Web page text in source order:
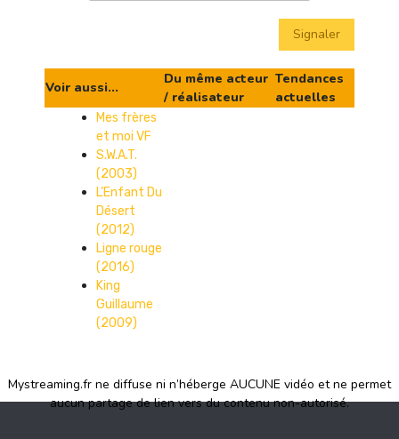
Signaler
Voir aussi...
Du même acteur
/ réalisateur
Tendances
actuelles
Mes frères
et moi VF
S.W.A.T.
(2003)
L’Enfant Du
Désert
(2012)
Ligne rouge
(2016)
King
Guillaume
(2009)
Mystreaming.fr ne diffuse ni n’héberge AUCUNE vidéo et ne permet
aucun partage de lien vers du contenu non-autorisé.